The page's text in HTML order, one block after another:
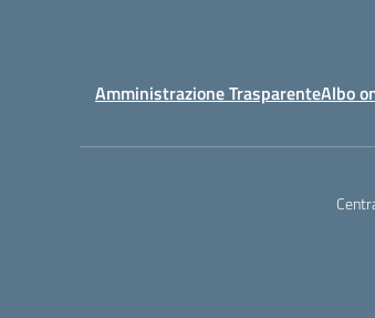
Amministrazione TrasparenteAlbo